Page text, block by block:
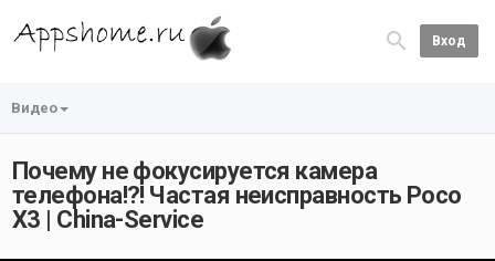
Вход
Видео
Почему не фокусируется камера
телефона!?! Частая неисправность Poco
X3 | China-Service